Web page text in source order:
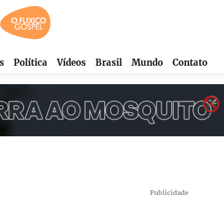
Política Vídeos Brasil Mundo Contato
Publicidade